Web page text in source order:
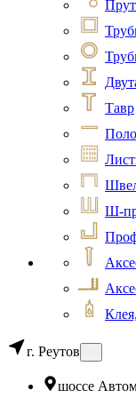
Тавр
Ш-
г. Реутов
шоссе